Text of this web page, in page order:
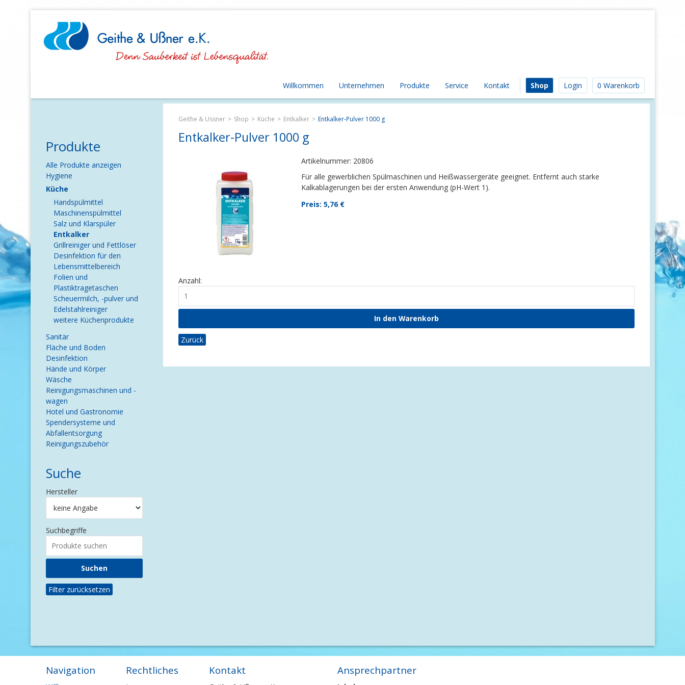
Willkommen Unternehmen Produkte Service Kontakt Shop Login 0 Warenkorb
Geithe & Ussner Shop Küche Entkalker Entkalker-Pulver 1000 g
Entkalker-Pulver 1000 g
Artikelnummer: 20806
Für alle gewerblichen Spülmaschinen und Heißwassergeräte geeignet. Entfernt auch starke
Kalkablagerungen bei der ersten Anwendung (pH-Wert 1).
Preis: 5,76 €
Anzahl:
Zurück
Produkte
Navigation
überspringen
Alle Produkte anzeigen
Hygiene
Küche
Handspülmittel
Maschinenspülmittel
Salz und Klarspüler
Entkalker
Grillreiniger und Fettlöser
Desinfektion für den
Lebensmittelbereich
Folien und
Plastiktragetaschen
Scheuermilch, -pulver und
Edelstahlreiniger
weitere Küchenprodukte
Sanitär
Fläche und Boden
Desinfektion
Hände und Körper
Wäsche
Reinigungsmaschinen und -
wagen
Hotel und Gastronomie
Spendersysteme und
Abfallentsorgung
Reinigungszubehör
Suche
Hersteller
Suchbegriffe
Filter zurücksetzen
Navigation Rechtliches Kontakt Ansprechpartner